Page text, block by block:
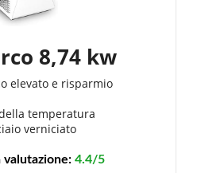
8,74 kw
elevato e risparmio
temperatura
verniciato
valutazione: 4.4/5